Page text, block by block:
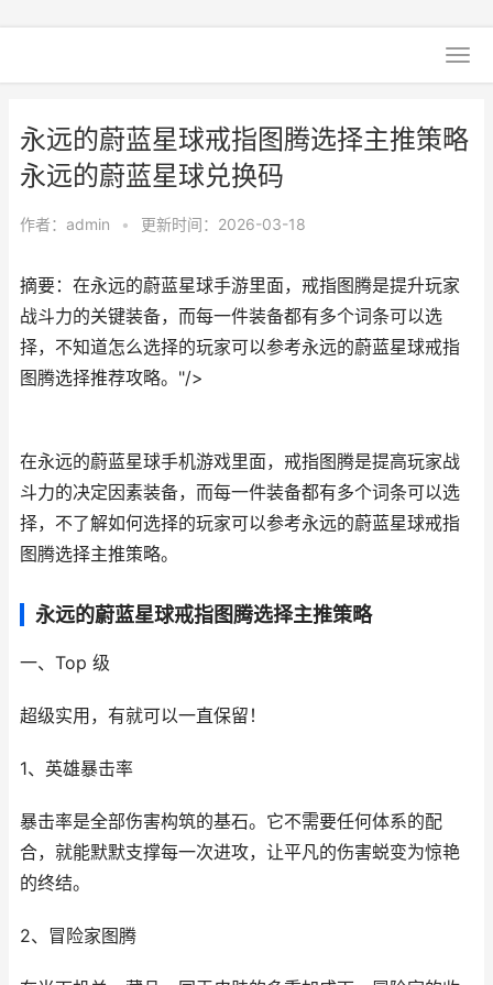
永远的蔚蓝星球戒指图腾选择主推策略
永远的蔚蓝星球兑换码
作者： admin • 更新时间：2026-03-18
摘要：在永远的蔚蓝星球手游里面，戒指图腾是提升玩家
战斗力的关键装备，而每一件装备都有多个词条可以选
择，不知道怎么选择的玩家可以参考永远的蔚蓝星球戒指
图腾选择推荐攻略。"/>
在永远的蔚蓝星球手机游戏里面，戒指图腾是提高玩家战
斗力的决定因素装备，而每一件装备都有多个词条可以选
择，不了解如何选择的玩家可以参考永远的蔚蓝星球戒指
图腾选择主推策略。
永远的蔚蓝星球戒指图腾选择主推策略
一、Top 级
超级实用，有就可以一直保留！
1、英雄暴击率
暴击率是全部伤害构筑的基石。它不需要任何体系的配
合，就能默默支撑每一次进攻，让平凡的伤害蜕变为惊艳
的终结。
2、冒险家图腾